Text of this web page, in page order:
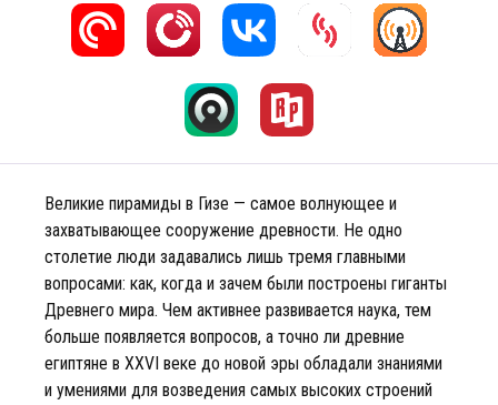
Великие пирамиды в Гизе — самое волнующее и
захватывающее сооружение древности. Не одно
столетие люди задавались лишь тремя главными
вопросами: как, когда и зачем были построены гиганты
Древнего мира. Чем активнее развивается наука, тем
больше появляется вопросов, а точно ли древние
египтяне в XXVI веке до новой эры обладали знаниями
и умениями для возведения самых высоких строений